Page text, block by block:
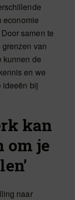
economie
samen te
van
kunnen de
en we
ideeën bij
kan
om je
naar